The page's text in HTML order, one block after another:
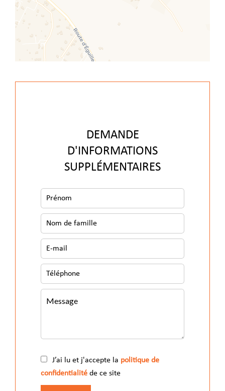
DEMANDE
D'INFORMATIONS
SUPPLÉMENTAIRES
J’ai lu et j'accepte la politique de
confidentialité de ce site